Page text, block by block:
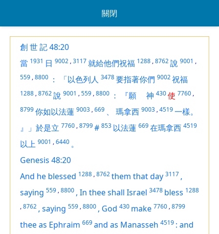
關閉
創 世 記 48:20
當 1931 日 9002 ,3117就給他們祝福 1288 ,8762說 9001 ,
559 ,8800 ： 「以色列人 3478要指著你們 9002祝福
1288 ,8762說 9001 ,559 ,8800 ： 『願 神 430使 7760 ,
8799你如以法蓮 9003 ,669 、 瑪拿西 9003 ,4519一樣。
』」於是立 7760 ,8799# 853 以法蓮 669在瑪拿西 4519
以上 9001 ,6440 。
Genesis 48:20
And he blessed 1288 ,8762them that day 3117 ,
saying 559 ,8800 , In thee shall Israel 3478 bless 1288
,8762 , saying 559 ,8800 , God 430 make 7760 ,8799
thee as Ephraim 669and as Manasseh 4519 : and